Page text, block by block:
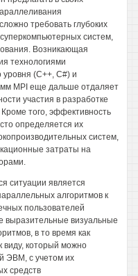
требовать глубоких
систем,
Возникающая
технологиями
уровня (С++, С#) и
MPI еще дальше отдаляет
участия в разработке
того, эффективность
определяется их
систем,
затраты на
ситуации является
алгоритмов к
пользователей
выразительные визуальные
в то время как
виду, который можно
ЭВМ, с учетом их
средств